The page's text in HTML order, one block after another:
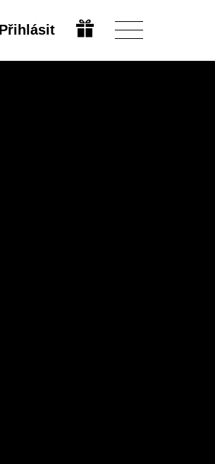
Přihlásit